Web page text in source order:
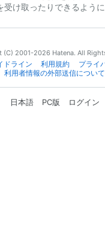
受け取ったりできるように
(C) 2001-2026 Hatena. All
ドライン 利用規約
プライ
利用者情報の外部送信について
日本語 PC版 ログイン